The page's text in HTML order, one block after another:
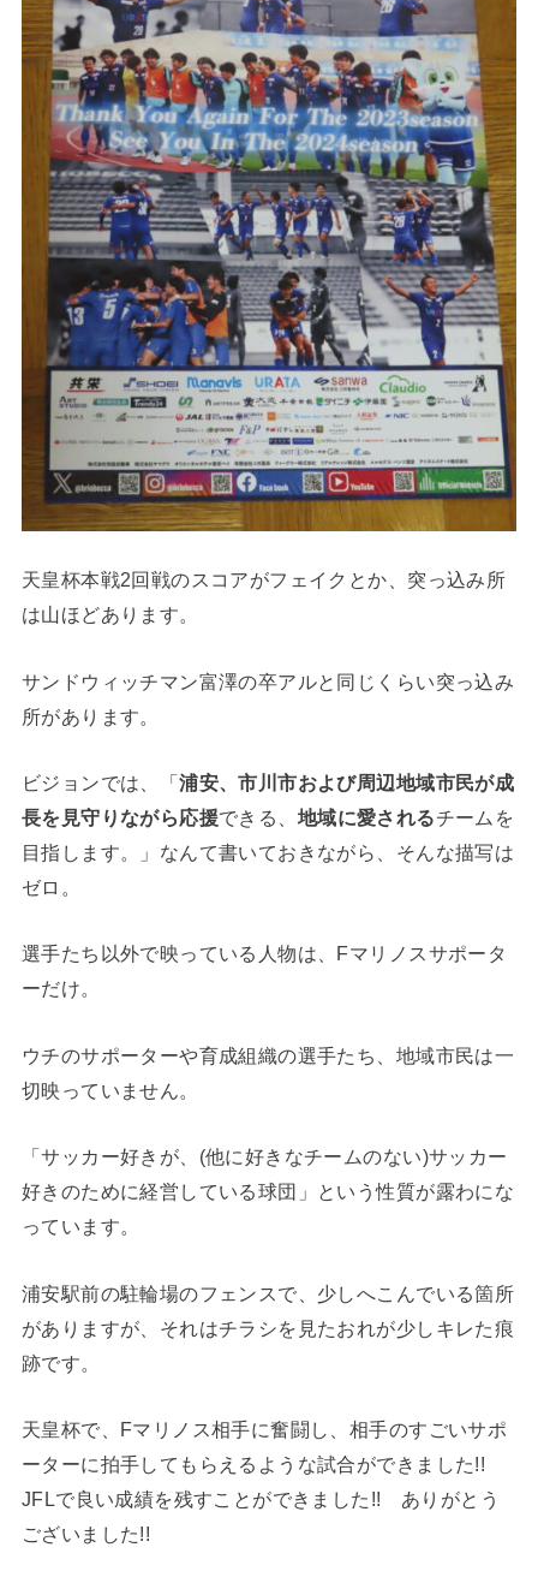
天皇杯本戦2回戦のスコアがフェイクとか、突っ込み所
は山ほどあります。
サンドウィッチマン富澤の卒アルと同じくらい突っ込み
所があります。
ビジョンでは、「浦安、市川市および周辺地域市民が成
長を見守りながら応援できる、 地域に愛されるチームを
目指します。」なんて書いておきながら、そんな描写は
ゼロ。
選手たち以外で映っている人物は、Fマリノスサポータ
ーだけ。
ウチのサポーターや育成組織の選手たち、地域市民は一
切映っていません。
「サッカー好きが、(他に好きなチームのない)サッカー
好きのために経営している球団」という性質が露わにな
っています。
浦安駅前の駐輪場のフェンスで、少しへこんでいる箇所
がありますが、それはチラシを見たおれが少しキレた痕
跡です。
天皇杯で、Fマリノス相手に奮闘し、相手のすごいサポ
ーターに拍手してもらえるような試合ができました!!
JFLで良い成績を残すことができました!! ありがとう
ございました!!